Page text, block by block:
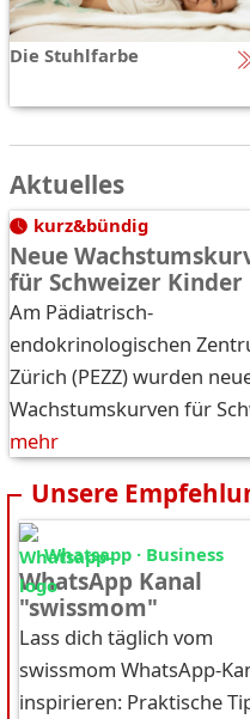
Die Stuhlfarbe
Aktuelles
kurz&bündig
Neue
für Schweizer Kinder
Am Pädiatrisch-
endokrinologischen
Zürich (PEZZ) wurden
Wachstumskurven für
mehr
Unsere
Whatsapp · Business
WhatsApp Kanal
"swissmom"
Lass dich täglich vom
swissmom WhatsApp-
inspirieren: Praktische